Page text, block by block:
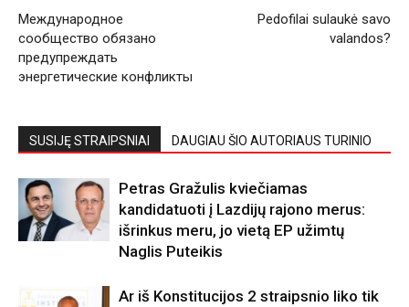
Международное
сообщество обязано
предупреждать
энергетические конфликты
Pedofilai sulaukė savo
valandos?
SUSIJĘ STRAIPSNIAI DAUGIAU ŠIO AUTORIAUS TURINIO
Petras Gražulis kviečiamas
kandidatuoti į Lazdijų rajono merus:
išrinkus meru, jo vietą EP užimtų
Naglis Puteikis
Ar iš Konstitucijos 2 straipsnio liko tik